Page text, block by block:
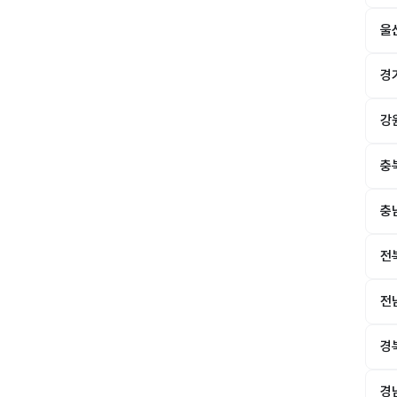
울
경
강
충
충
전
전
경
경